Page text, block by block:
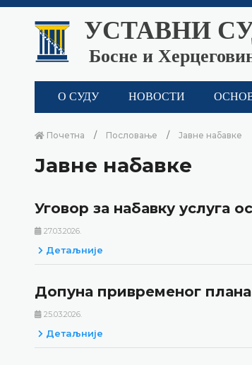
УСТАВНИ
Босне и
О СУДУ НОВОСТИ
Почетна Пословање Јавне набавке
Јавне набавке
Уговор за набавку услуга
27.03.2026.
Детаљније
Допуна привременог
25.03.2026.
Детаљније